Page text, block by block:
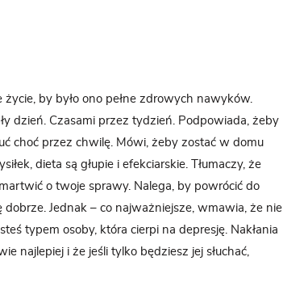
by było ono pełne zdrowych nawyków.
dzień. Czasami przez tydzień. Podpowiada, żeby
choć przez chwilę. Mówi, żeby zostać w domu
dieta są głupie i efekciarskie. Tłumaczy, że
o twoje sprawy. Nalega, by powrócić do
Jednak – co najważniejsze, wmawia, że nie
typem osoby, która cierpi na depresję. Nakłania
najlepiej i że jeśli tylko będziesz jej słuchać,